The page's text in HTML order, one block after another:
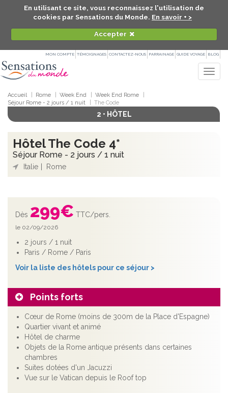
En utilisant ce site, vous reconnaissez l'utilisation de
cookies par Sensations du Monde. En savoir + >
Accepter
MON COMPTE TÉMOIGNAGES CONTACTEZ-NOUS PARRAINAGE GUIDE VOYAGE BLOG
Accueil Rome Week End
Week End Rome
Séjour Rome - 2 jours / 1 nuit
The Code
2 • HÔTEL
Hôtel The Code 4*
Séjour Rome - 2 jours / 1 nuit
Italie Rome
Dès 299€ TTC/pers.
le 02/09/2026
2 jours / 1 nuit
Paris / Rome / Paris
Voir la liste des hôtels pour ce séjour >
Points forts
Cœur de Rome (moins de 300m de la Place d'Espagne)
Quartier vivant et animé
Hôtel de charme
Objets de la Rome antique présents dans certaines
chambres
Suites dotées d'un Jacuzzi
Vue sur le Vatican depuis le Roof top